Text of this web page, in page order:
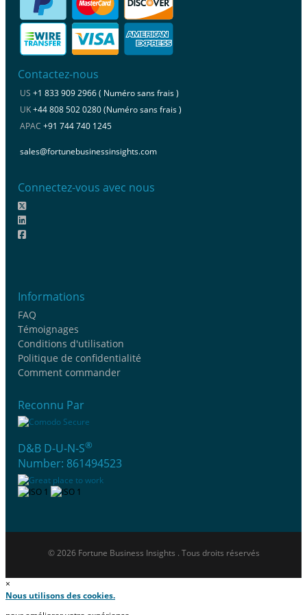
Contactez-nous
US +1 833 909 2966 ( Numéro sans frais )
UK+44 808 502 0280 (Numéro sans frais )
APAC +91 744 740 1245
sales@fortunebusinessinsights.com
Connectez-vous avec nous
Informations
FAQ
Témoignages
Conditions d'utilisation
Politique de confidentialité
Comment commander
Reconnu Par
D&B D-U-N-S®
Number: 861494523
© 2026 Fortune Business Insights . Tous droits réservés
×
Nous utilisons des cookies.